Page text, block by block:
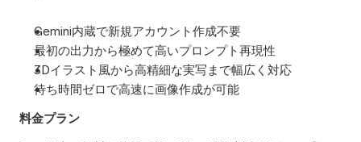
Gemini内蔵で新規アカウント作成不要
最初の出力から極めて高いプロンプト再現性
3Dイラスト風から高精細な実写まで幅広く対応
待ち時間ゼロで高速に画像作成が可能
料金プラン